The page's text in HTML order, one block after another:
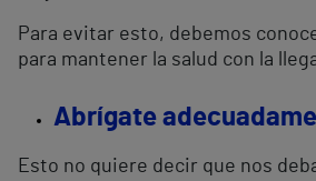
Para evitar esto, debemos
para mantener la salud con la
Abrígate
Esto no quiere decir que nos